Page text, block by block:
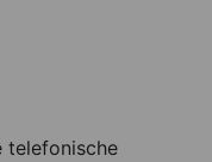
telefonische